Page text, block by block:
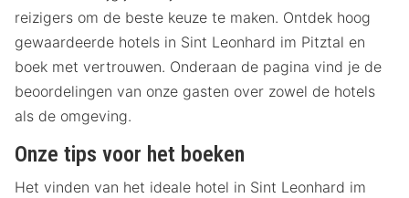
reizigers om de beste keuze te maken. Ontdek hoog
gewaardeerde hotels in Sint Leonhard im Pitztal en
boek met vertrouwen. Onderaan de pagina vind je de
beoordelingen van onze gasten over zowel de hotels
als de omgeving.
Onze tips voor het boeken
Het vinden van het ideale hotel in Sint Leonhard im